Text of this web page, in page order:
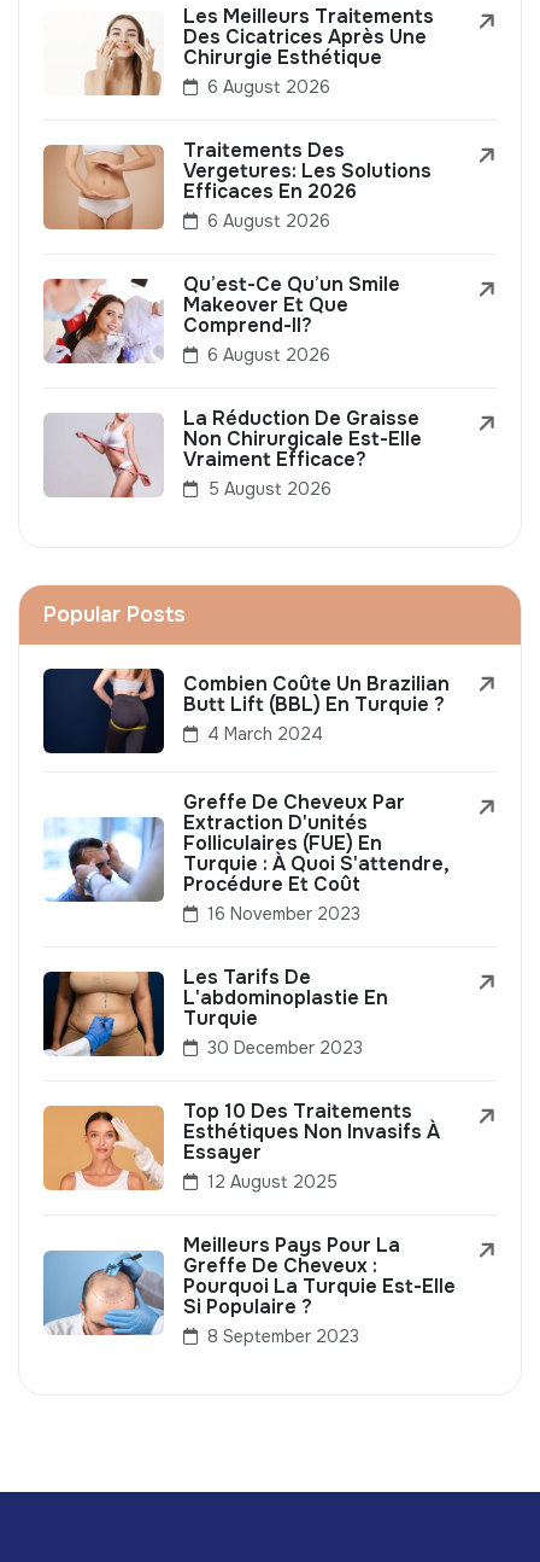
Les Meilleurs Traitements
Des Cicatrices Après Une
Chirurgie Esthétique
6 August 2026
Traitements Des
Vergetures: Les Solutions
Efficaces En 2026
6 August 2026
Qu’est-Ce Qu’un Smile
Makeover Et Que
Comprend-Il?
6 August 2026
La Réduction De Graisse
Non Chirurgicale Est-Elle
Vraiment Efficace?
5 August 2026
Popular Posts
Combien Coûte Un Brazilian
Butt Lift (BBL) En Turquie ?
4 March 2024
Greffe De Cheveux Par
Extraction D'unités
Folliculaires (FUE) En
Turquie : À Quoi S'attendre,
Procédure Et Coût
16 November 2023
Les Tarifs De
L'abdominoplastie En
Turquie
30 December 2023
Top 10 Des Traitements
Esthétiques Non Invasifs À
Essayer
12 August 2025
Meilleurs Pays Pour La
Greffe De Cheveux :
Pourquoi La Turquie Est-Elle
Si Populaire ?
8 September 2023